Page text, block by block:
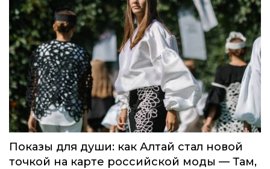
Показы для души: как Алтай стал новой
точкой на карте российской моды — Там,